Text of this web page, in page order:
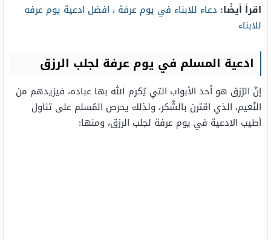
اقرأ أيضًا: دعاء للابناء في يوم عرفة ، افضل ادعية يوم عرفه
للابناء
ادعية المسلم في يوم عرفة لجلب الرزق
إنّ الرّزق هو أحد الأبواب التي يُكرم الله بها عباده، فيزيدهم من
النّعيم، الذي اقترن بالشّكر، ولذلك يحرص المُسلم على تناول
أطيب الادعية في يوم عرفة لجلب الرزق، ومنها: